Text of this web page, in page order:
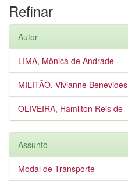
Refinar
Autor
LIMA, Mônica de Andrade
MILITÃO, Vivianne Benevides
OLIVEIRA, Hamilton Reis de
Assunto
Modal de Transporte